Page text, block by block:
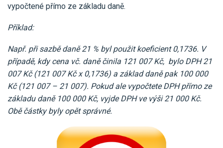
vypočtené přímo ze základu daně.
Příklad:
Např. při sazbě daně 21 % byl použit koeficient 0,1736. V
případě, kdy cena vč. daně činila 121 007 Kč, bylo DPH 21
007 Kč (121 007 Kč x 0,1736) a základ daně pak 100 000
Kč (121 007 – 21 007). Pokud ale vypočtete DPH přímo ze
základu daně 100 000 Kč, vyjde DPH ve výši 21 000 Kč.
Obě částky byly opět správné.